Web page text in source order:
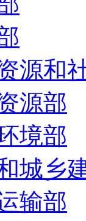
源和
源部
境部
城乡
输部